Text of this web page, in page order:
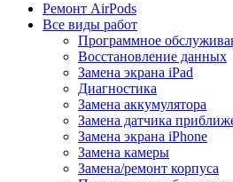
Ремонт AirPods
Все виды работ
Программное
Восстановление данных
Замена экрана iPad
Диагностика
Замена аккумулятора
Замена датчика
Замена экрана iPhone
Замена камеры
Замена/ремонт корпуса